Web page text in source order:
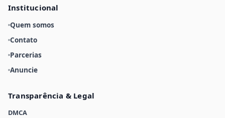
Institucional
Quem somos
Contato
Parcerias
Anuncie
Transparência & Legal
DMCA